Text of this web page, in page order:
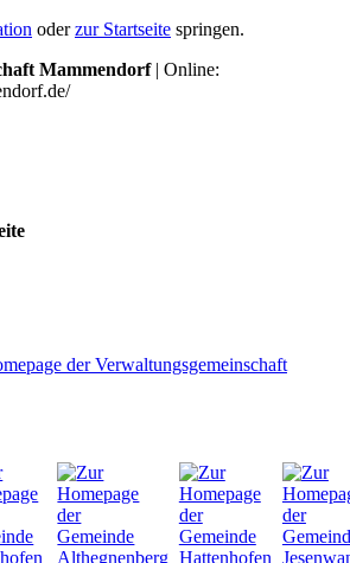
oderzur Startseite springen.
Mammendorf| Online: